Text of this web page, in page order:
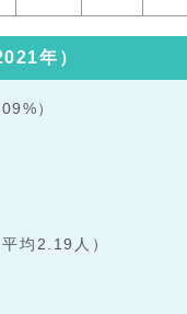
年）
）
均2.19人）